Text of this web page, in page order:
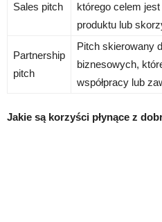
Sales pitch
którego celem
produktu lub
Partnership
pitch
Pitch skierowany
biznesowych,
współpracy lub
Jakie są korzyści płynące z